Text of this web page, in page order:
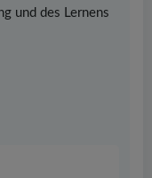
und des Lernens